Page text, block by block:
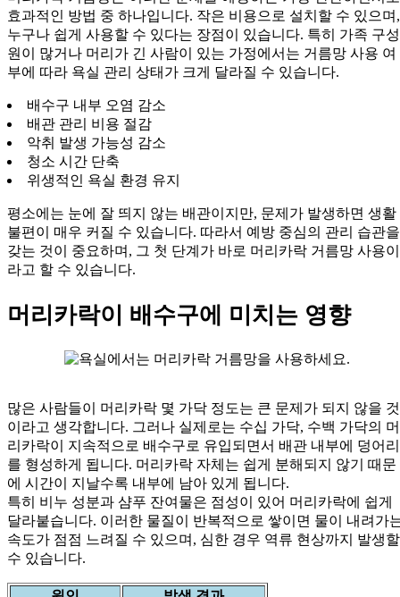
효과적인 방법 중 하나입니다. 작은 비용으로 설치할 수 있으며,
누구나 쉽게 사용할 수 있다는 장점이 있습니다. 특히 가족 구성
원이 많거나 머리가 긴 사람이 있는 가정에서는 거름망 사용 여
부에 따라 욕실 관리 상태가 크게 달라질 수 있습니다.
배수구 내부 오염 감소
배관 관리 비용 절감
악취 발생 가능성 감소
청소 시간 단축
위생적인 욕실 환경 유지
평소에는 눈에 잘 띄지 않는 배관이지만, 문제가 발생하면 생활
불편이 매우 커질 수 있습니다. 따라서 예방 중심의 관리 습관을
갖는 것이 중요하며, 그 첫 단계가 바로 머리카락 거름망 사용이
라고 할 수 있습니다.
머리카락이 배수구에 미치는 영향
많은 사람들이 머리카락 몇 가닥 정도는 큰 문제가 되지 않을 것
이라고 생각합니다. 그러나 실제로는 수십 가닥, 수백 가닥의 머
리카락이 지속적으로 배수구로 유입되면서 배관 내부에 덩어리
를 형성하게 됩니다. 머리카락 자체는 쉽게 분해되지 않기 때문
에 시간이 지날수록 내부에 남아 있게 됩니다.
특히 비누 성분과 샴푸 잔여물은 점성이 있어 머리카락에 쉽게
달라붙습니다. 이러한 물질이 반복적으로 쌓이면 물이 내려가
속도가 점점 느려질 수 있으며, 심한 경우 역류 현상까지 발생할
수 있습니다.